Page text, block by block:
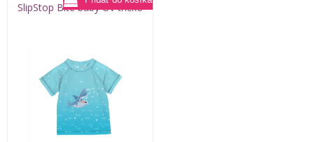
SlipStop Bite baby UV tričko